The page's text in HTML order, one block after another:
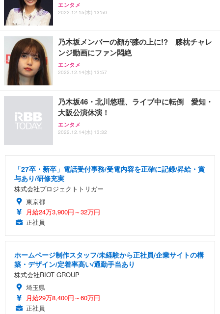
エンタメ
2022.12.15(木) 13:50
乃木坂メンバーの顔が膝の上に!? 膝枕チャレ
ンジ動画にファン悶絶
エンタメ
2022.12.14(水) 13:57
乃木坂46・北川悠理、ライブ中に転倒 愛知・
大阪公演休演！
エンタメ
2022.12.14(水) 13:32
「27卒・新卒」電話受付事務/受電内容を正確に記録/昇給・賞
与あり/研修充実
株式会社プロジェクトトリガー
東京都
月給24万3,900円～32万円
正社員
ホームページ制作スタッフ/未経験から正社員/企業サイトの構
築・デザイン/定着率高い/通勤手当あり
株式会社RIOT GROUP
埼玉県
月給29万8,400円～60万円
正社員